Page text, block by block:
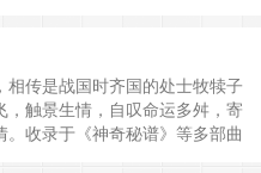
相传是战国时齐国的处士牧犊子
，触景生情，自叹命运多舛，寄
。收录于《神奇秘谱》等多部曲